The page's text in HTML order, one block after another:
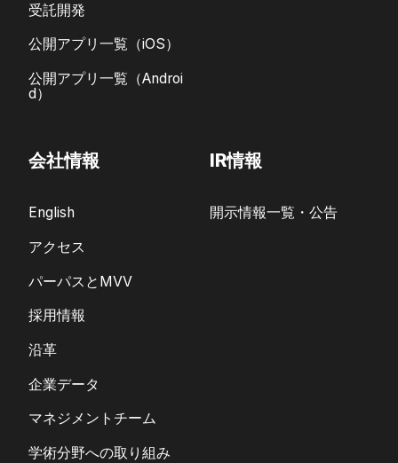
受託開発
公開アプリ一覧（iOS）
公開アプリ一覧（Androi
d）
会社情報
English
アクセス
パーパスとMVV
採用情報
沿革
企業データ
マネジメントチーム
学術分野への取り組み
IR情報
開示情報一覧・公告